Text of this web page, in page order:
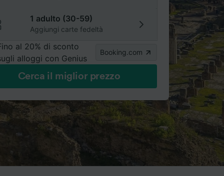
1 adulto (30-59)
Aggiungi carte fedeltà
al 20% di sconto
alloggi con Genius
Booking.com
Cerca il miglior prezzo